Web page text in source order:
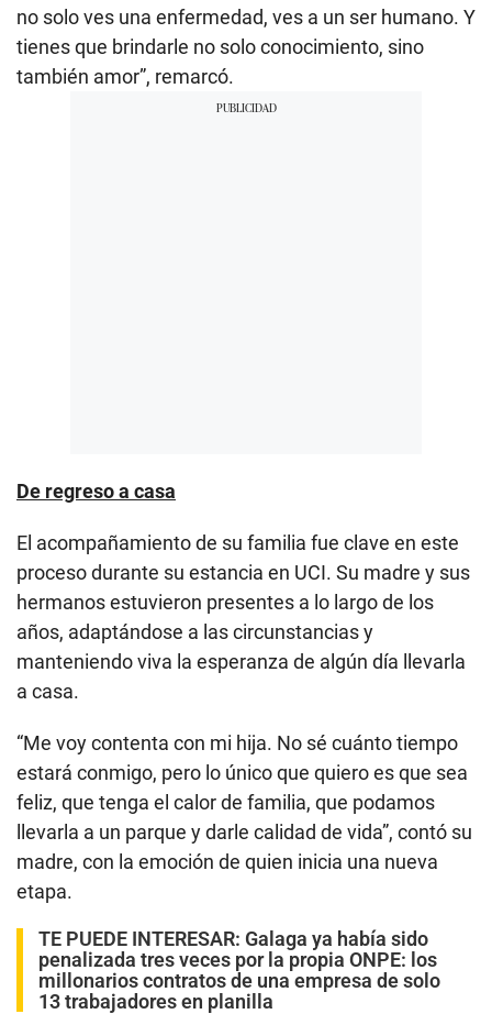
no solo ves una enfermedad, ves a un ser humano. Y
tienes que brindarle no solo conocimiento, sino
también amor”, remarcó.
De regreso a casa
El acompañamiento de su familia fue clave en este
proceso durante su estancia en UCI. Su madre y sus
hermanos estuvieron presentes a lo largo de los
años, adaptándose a las circunstancias y
manteniendo viva la esperanza de algún día llevarla
a casa.
“Me voy contenta con mi hija. No sé cuánto tiempo
estará conmigo, pero lo único que quiero es que sea
feliz, que tenga el calor de familia, que podamos
llevarla a un parque y darle calidad de vida”, contó su
madre, con la emoción de quien inicia una nueva
etapa.
TE PUEDE INTERESAR: Galaga ya había sido
penalizada tres veces por la propia ONPE: los
millonarios contratos de una empresa de solo
13 trabajadores en planilla